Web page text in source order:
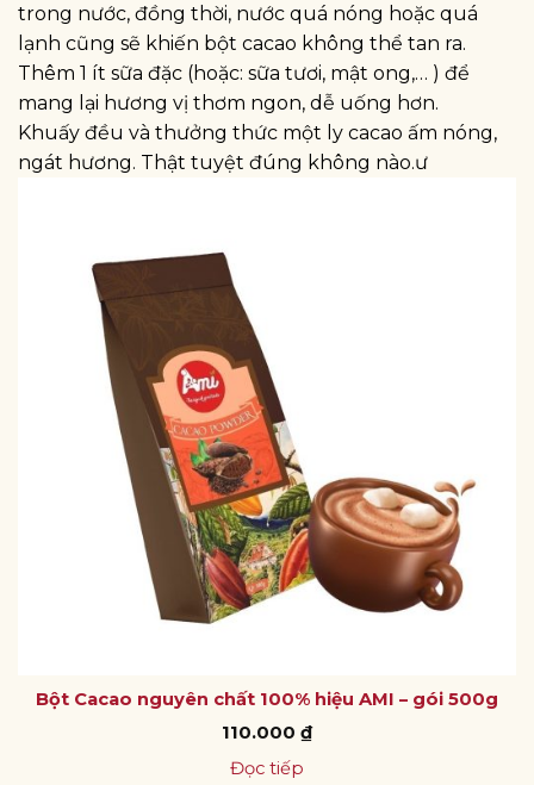
trong nước, đồng thời, nước quá nóng hoặc quá
lạnh cũng sẽ khiến bột cacao không thể tan ra.
Thêm 1 ít sữa đặc (hoặc: sữa tươi, mật ong,… ) để
mang lại hương vị thơm ngon, dễ uống hơn.
Khuấy đều và thưởng thức một ly cacao ấm nóng,
ngát hương. Thật tuyệt đúng không nào.ư
Bột Cacao nguyên chất 100% hiệu AMI – gói 500g
110.000 ₫
Đọc tiếp